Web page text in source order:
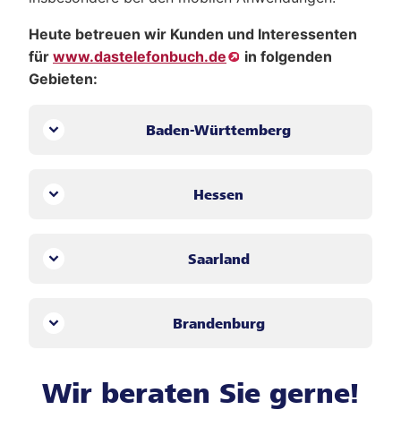
Heute betreuen wir Kunden und Interessenten
für www.dastelefonbuch.de
in folgenden
Gebieten:
Baden-Württemberg
Hessen
Saarland
Brandenburg
Wir beraten Sie gerne!